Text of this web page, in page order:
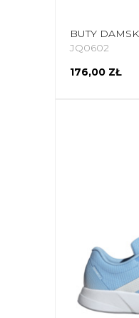
JQ0602
176,00 ZŁ